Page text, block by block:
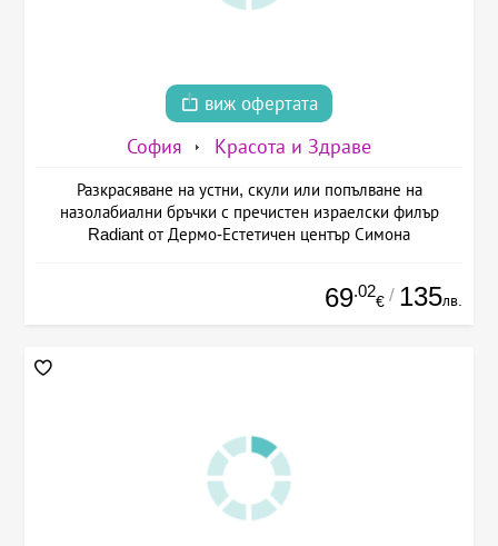
виж офертата
София Красота и Здраве
Разкрасяване на устни, скули или попълване на
назолабиални бръчки с пречистен израелски филър
Radiant от Дермо-Естетичен център Симона
69.02
€ / 135лв.